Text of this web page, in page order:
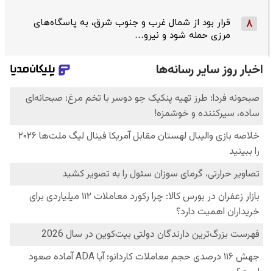
8
قرار بود از شمال ‌غرب و جنوب‌ شرق، به پاسگاه‌های
مرزی حمله شود و نیرو…